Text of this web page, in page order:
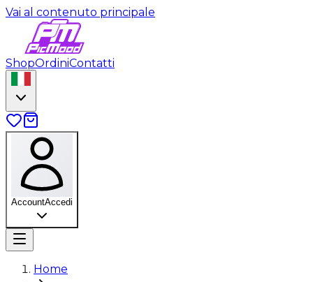
Vai al contenuto principale
ShopOrdiniContatti
AccountAccedi
Home